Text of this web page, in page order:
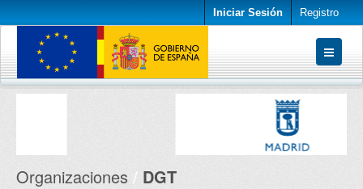
Iniciar Sesión Registro
Conjuntos de datos
Organizaciones DGT